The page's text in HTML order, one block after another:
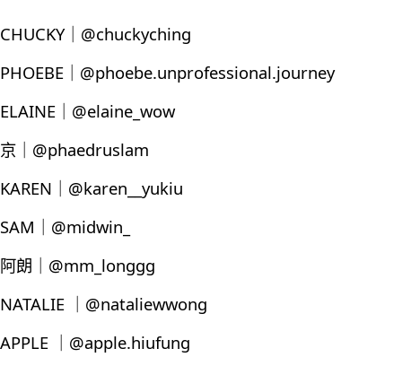
CHUCKY｜@chuckyching
PHOEBE｜@phoebe.unprofessional.journey
ELAINE｜@elaine_wow
京｜@phaedruslam
KAREN｜@karen__yukiu
SAM｜@midwin_
阿朗｜@mm_longgg
NATALIE ｜@nataliewwong
APPLE ｜@apple.hiufung